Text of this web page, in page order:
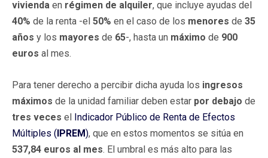
vivienda en régimen de alquiler, que incluye ayudas del
40% de la renta -el 50% en el caso de los menores de 35
años y los mayores de 65-, hasta un máximo de 900
euros al mes.
Para tener derecho a percibir dicha ayuda los ingresos
máximos de la unidad familiar deben estar por debajo de
tres veces el Indicador Público de Renta de Efectos
Múltiples (IPREM), que en estos momentos se sitúa en
537,84 euros al mes. El umbral es más alto para las